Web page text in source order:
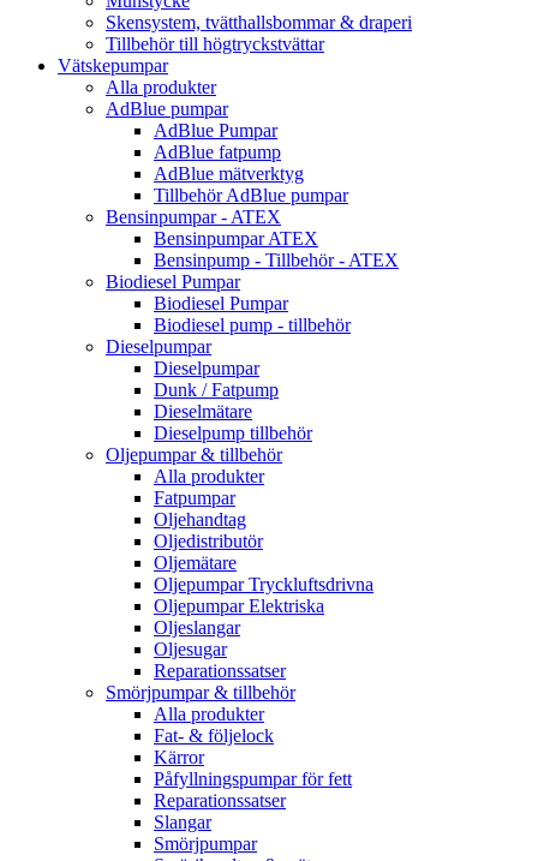
Skensystem, tvätthallsbommar & draperi
Tillbehör till högtryckstvättar
Vätskepumpar
Alla produkter
AdBlue pumpar
AdBlue Pumpar
AdBlue fatpump
AdBlue mätverktyg
Tillbehör AdBlue pumpar
Bensinpumpar - ATEX
Bensinpumpar ATEX
Bensinpump - Tillbehör - ATEX
Biodiesel Pumpar
Biodiesel Pumpar
Biodiesel pump - tillbehör
Dieselpumpar
Dieselpumpar
Dunk / Fatpump
Dieselmätare
Dieselpump tillbehör
Oljepumpar & tillbehör
Alla produkter
Fatpumpar
Oljehandtag
Oljedistributör
Oljemätare
Oljepumpar Tryckluftsdrivna
Oljepumpar Elektriska
Oljeslangar
Oljesugar
Reparationssatser
Smörjpumpar & tillbehör
Alla produkter
Fat- & följelock
Kärror
Påfyllningspumpar för fett
Reparationssatser
Slangar
Smörjpumpar